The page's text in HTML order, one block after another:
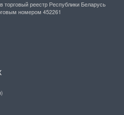
торговый реестр Республики Беларусь
номером 452261